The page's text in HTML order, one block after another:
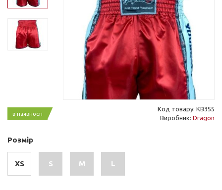
в наявності
Код товару: KB355
Виробник: Dragon
Розмір
XS S M L